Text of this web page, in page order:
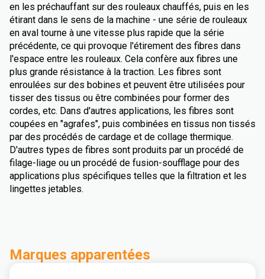
en les préchauffant sur des rouleaux chauffés, puis en les
étirant dans le sens de la machine - une série de rouleaux
en aval tourne à une vitesse plus rapide que la série
précédente, ce qui provoque l'étirement des fibres dans
l'espace entre les rouleaux. Cela confère aux fibres une
plus grande résistance à la traction. Les fibres sont
enroulées sur des bobines et peuvent être utilisées pour
tisser des tissus ou être combinées pour former des
cordes, etc. Dans d'autres applications, les fibres sont
coupées en "agrafes", puis combinées en tissus non tissés
par des procédés de cardage et de collage thermique.
D'autres types de fibres sont produits par un procédé de
filage-liage ou un procédé de fusion-soufflage pour des
applications plus spécifiques telles que la filtration et les
lingettes jetables.
Marques apparentées